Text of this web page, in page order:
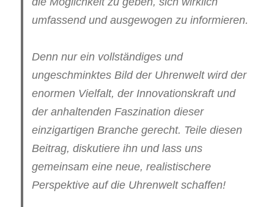
umfassend und ausgewogen zu informieren.
Denn nur ein vollständiges und
ungeschminktes Bild der Uhrenwelt wird der
enormen Vielfalt, der Innovationskraft und
der anhaltenden Faszination dieser
einzigartigen Branche gerecht. Teile diesen
Beitrag, diskutiere ihn und lass uns
gemeinsam eine neue, realistischere
Perspektive auf die Uhrenwelt schaffen!